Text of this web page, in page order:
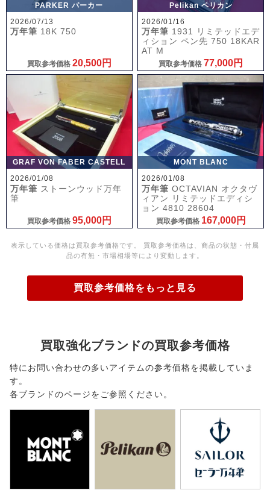
PARKER パーカー
2026/07/13
万年筆 18K 750
買取参考価格 20,500円
Pelikan ペリカン
2026/01/16
万年筆 1931 リミテッドエデ
ィション ペン先 750 18KAR
AT M
買取参考価格 77,000円
GRAF VON FABER CASTELL
2026/01/08
万年筆 ストーンウッド万年
筆
買取参考価格 95,000円
MONT BLANC
2026/01/08
万年筆 OCTAVIAN オクタヴ
ィアン リミテッドエディシ
ョン 4810 28604
買取参考価格 167,000円
表示している価格は買取参考価格です。 買取参考価格は、商品の状態・付属
品の有無・市場相場等により変動します。
買取参考価格をもっと見る
買取強化ブランドの買取参考価格
特にお問い合わせの多いアイテムの参考価格を掲載していま
す。
各ブランドのページをご参照ください。